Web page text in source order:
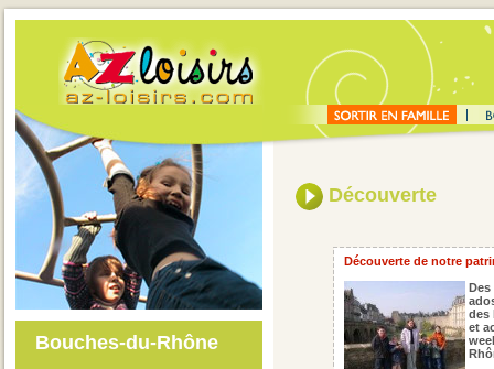
Bouches-du-Rhône
Découverte
Découverte de notre
Des
des
et